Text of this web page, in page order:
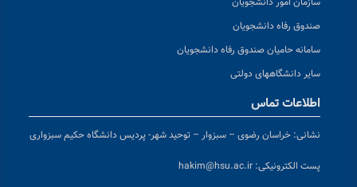
صندوق رفاه دانشجویان
سامانه حامیان صندوق رفاه دانشجویان
سایر دانشگاههای دولتی
اطلاعات تماس
نشانی: خراسان رضوی – سبزوار – توحید شهر- پردیس دانشگاه حکیم سبزواری
پست الکترونیکی: hakim@hsu.ac.ir